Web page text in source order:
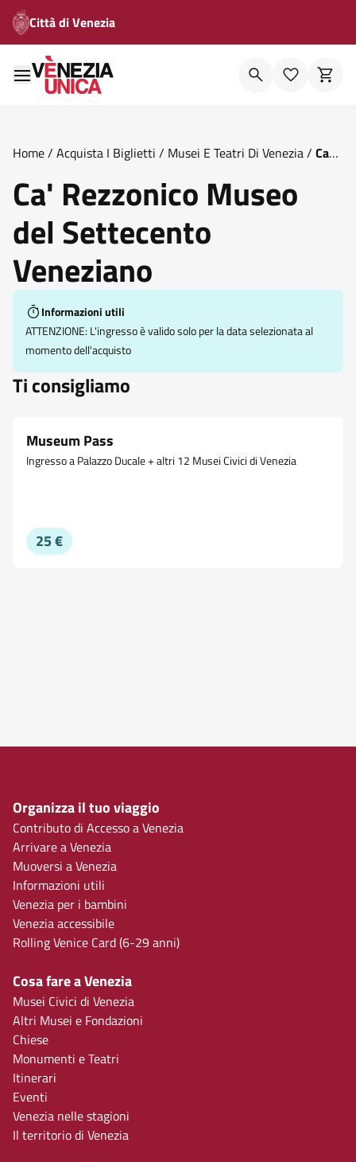
Città di Venezia
Home/ Acquista I Biglietti / Musei E Teatri Di Venezia/ Ca
Ca' Rezzonico Museo
del Settecento
Veneziano
Informazioni utili
ATTENZIONE: L'ingresso è valido solo per la data selezionata al
momento dell'acquisto
Ti consigliamo
Museum Pass
Ingresso a Palazzo Ducale + altri 12 Musei Civici di Venezia
25 €
Organizza il tuo viaggio
Contributo di Accesso a Venezia
Arrivare a Venezia
Muoversi a Venezia
Informazioni utili
Venezia per i bambini
Venezia accessibile
Rolling Venice Card (6-29 anni)
Cosa fare a Venezia
Musei Civici di Venezia
Altri Musei e Fondazioni
Chiese
Monumenti e Teatri
Itinerari
Eventi
Venezia nelle stagioni
Il territorio di Venezia